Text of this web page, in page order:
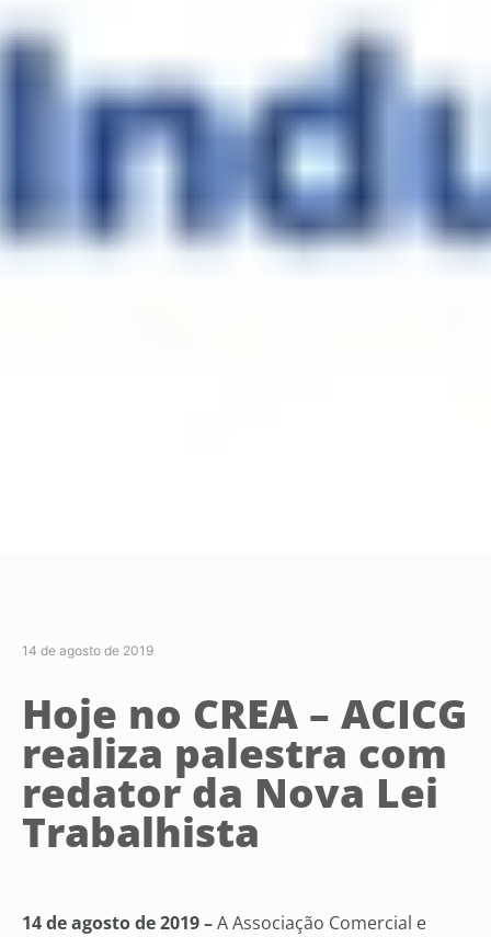
14 de agosto de 2019
Hoje no CREA – ACICG
realiza palestra com
redator da Nova Lei
Trabalhista
14 de agosto de 2019 –A Associação Comercial e